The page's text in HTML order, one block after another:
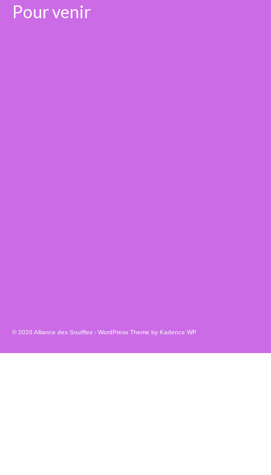
Pour venir
© 2026 Alliance des Souffles - WordPress Theme by Kadence WP